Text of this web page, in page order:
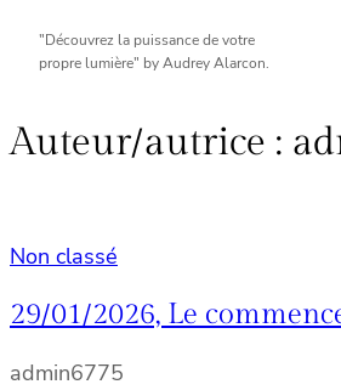
"Découvrez la puissance de votre
propre lumière" by Audrey Alarcon.
Auteur/autrice :
Non classé
29/01/2026, Le
admin6775